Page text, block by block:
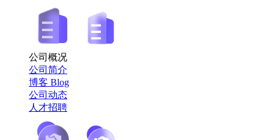
公司概况
公司简介
博客 Blog
公司动态
人才招聘